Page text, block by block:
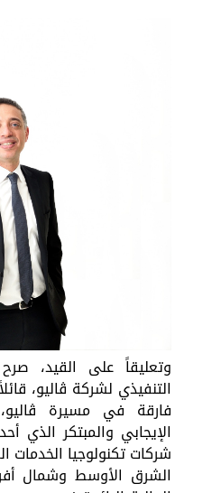
وتعليقاً على القيد،
التنفيذي لشركة ڤاليو،
فارقة في مسيرة
الإيجابي والمبتكر الذي
شركات تكنولوجيا الخدمات
الشرق الأوسط وشمال